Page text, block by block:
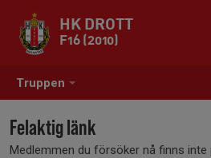
Truppen
HK DROTT
F16 (2010)
Felaktig länk
Medlemmen du försöker nå finns inte